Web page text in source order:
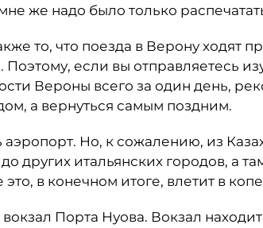
же надо было только
то, что поезда в Верону ходят
Поэтому, если вы отправляетесь
Вероны всего за один день,
а вернуться самым поздним.
Но, к сожалению, из
других итальянских городов, а
в конечном итоге, влетит в
Порта Нуова. Вокзал